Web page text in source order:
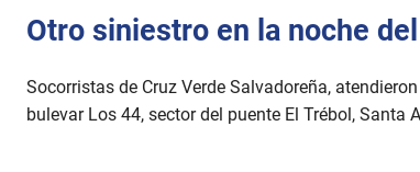
Otro siniestro en la noche
Socorristas de Cruz Verde Salvadoreña,
bulevar Los 44, sector del puente El Trébol, Santa